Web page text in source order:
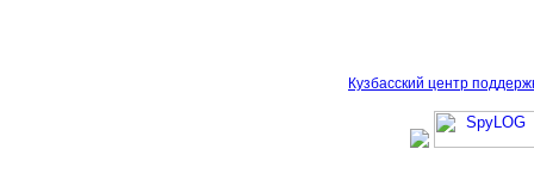
Кузбасский центр